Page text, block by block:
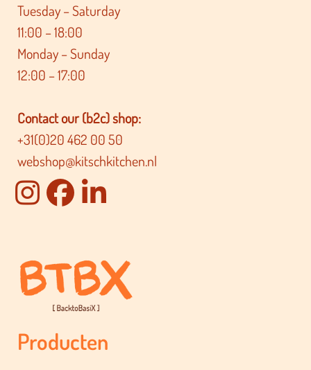
Tuesday – Saturday
11:00 – 18:00
Monday – Sunday
12:00 – 17:00
Contact our (b2c) shop:
+31(0)20 462 00 50
webshop@kitschkitchen.nl
Producten